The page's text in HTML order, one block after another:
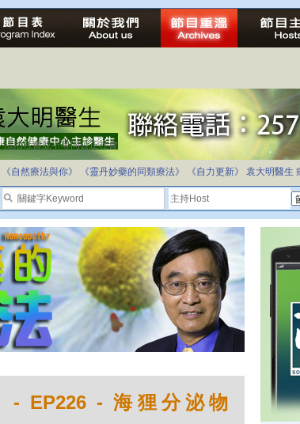
法治社會並不等同公正社會
自家教育合法化-推動多元化教育，全民學卷制
《自然療法與你》
《靈丹妙藥的同類療法》 《自力更新》 袁大明醫生
- EP226 - 海狸分泌物